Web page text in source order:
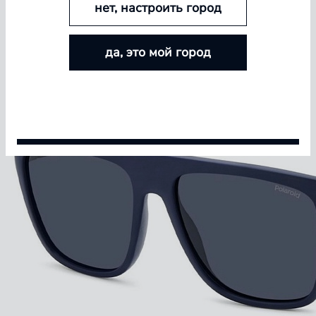
БОЛЬШЕ ЛИНЗ — БОЛЬШЕ СКИДКА
Покупайте контактные линзы Airway и увеличивайте
размер скидки — от 5% до 15%
нет, настроить город
да, это мой город